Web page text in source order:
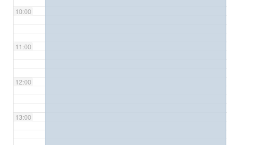
10:00
11:00
12:00
13:00